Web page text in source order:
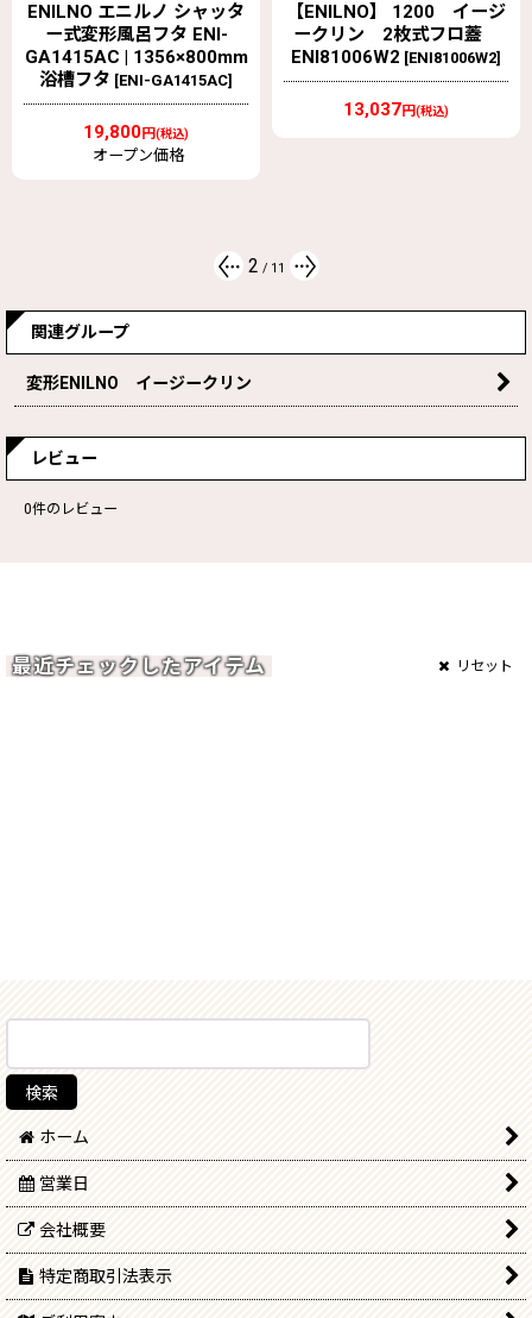
ENILNO エニルノ シャッタ
ー式変形風呂フタ ENI-
GA1415AC | 1356×800mm
浴槽フタ [ENI-GA1415AC]
19,800円(税込)
オープン価格
【ENILNO】 1200 イージ
ークリン 2枚式フロ蓋
ENI81006W2 [ENI81006W2]
13,037円(税込)
2 / 11
関連グループ
変形ENILNO イージークリン
レビュー
0件のレビュー
最近チェックしたアイテム リセット
ホーム
営業日
会社概要
特定商取引法表示